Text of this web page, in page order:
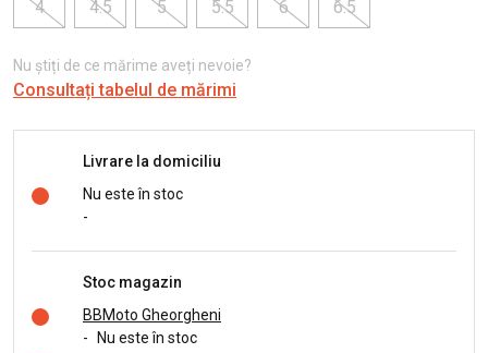
4
4.5 5 5.5 6 6.5
Nu știți de ce mărime aveți nevoie?
Consultați tabelul de mărimi
Livrare la domiciliu
Nu este în stoc
-
Stoc magazin
BBMoto Gheorgheni
-
Nu este în stoc